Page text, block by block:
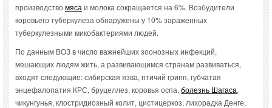
производствомяса и молока сокращается на 6%. Возбудители
коровьего туберкулеза обнаружены у 10% зараженных
туберкулезными микобактериями людей.
По данным ВОЗ в число важнейших зоонозных инфекций,
мешающих людям жить, а развивающимся странам развиваться,
входят следующие: сибирская язва, птичий грипп, губчатая
энцефалопатия КРС, бруцеллез, коровья оспа, болезнь Шагаса,
чикунгунья, клостридиозный колит, цистицеркоз, лихорадка Денге,